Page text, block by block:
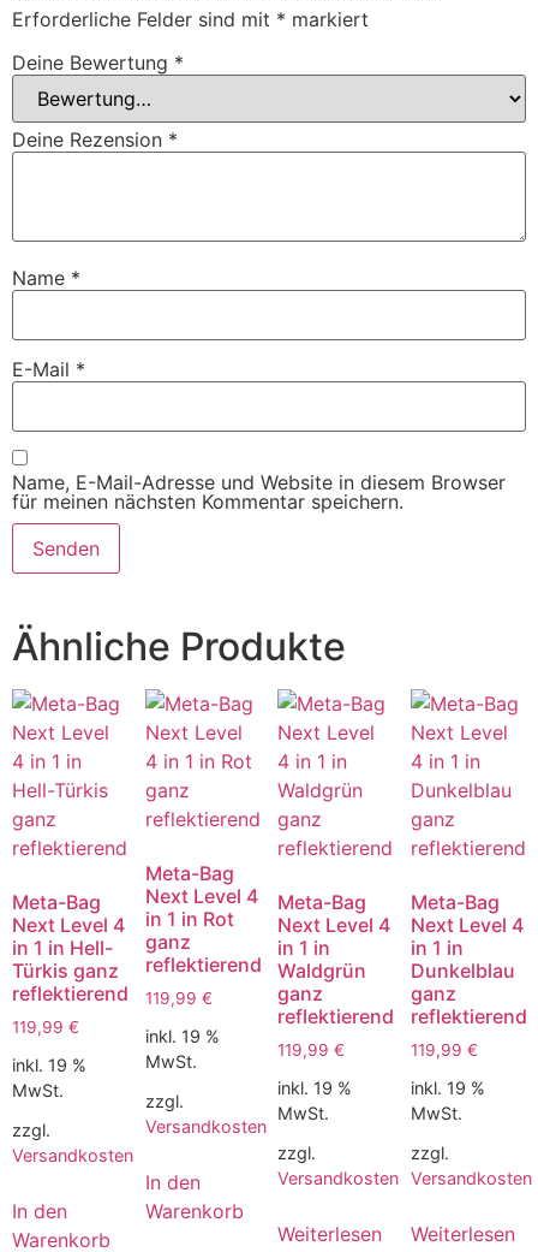
Erforderliche Felder sind mit * markiert
Deine Bewertung *
Deine Rezension *
Name *
E-Mail *
Name, E-Mail-Adresse und Website in diesem Browser
für meinen nächsten Kommentar speichern.
Ähnliche Produkte
Meta-Bag
Next Level 4
in 1 in Hell-
Türkis ganz
reflektierend
119,99 €
inkl. 19 %
MwSt.
zzgl.
Versandkosten
In den
Warenkorb
Meta-Bag
Next Level 4
in 1 in Rot
ganz
reflektierend
119,99 €
inkl. 19 %
MwSt.
zzgl.
Versandkosten
In den
Warenkorb
Meta-Bag
Next Level 4
in 1 in
Waldgrün
ganz
reflektierend
119,99€
inkl. 19 %
MwSt.
zzgl.
Versandkosten
Weiterlesen
Meta-Bag
Next Level 4
in 1 in
Dunkelblau
ganz
reflektierend
119,99 €
inkl. 19 %
MwSt.
zzgl.
Versandkosten
Weiterlesen